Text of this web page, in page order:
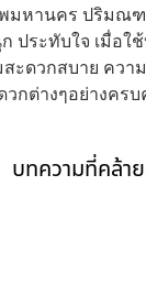
มหานคร ปริมณฑ
ประทับใจ เมื่อใ
สะดวกสบาย คว
วกต่างๆอย่างคร
บทความที่คล้า